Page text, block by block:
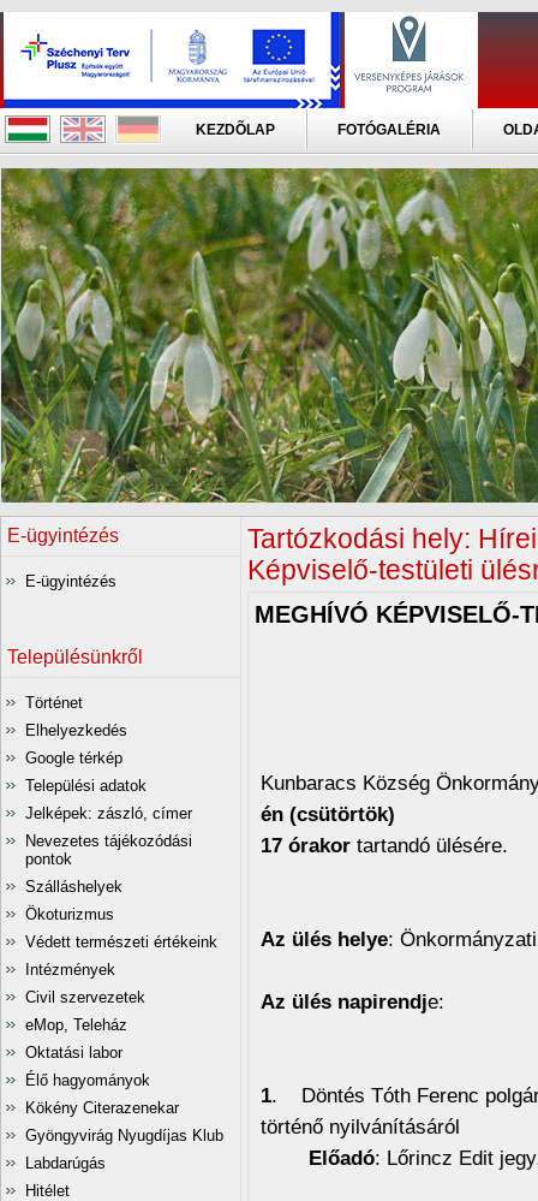
KEZDÕLAP FOTÓGALÉRIA
E-ügyintézés
E-ügyintézés
Településünkről
Történet
Elhelyezkedés
Google térkép
Települési adatok
Jelképek: zászló, címer
Nevezetes tájékozódási
pontok
Szálláshelyek
Ökoturizmus
Védett természeti értékeink
Intézmények
Civil szervezetek
eMop, Teleház
Oktatási labor
Élő hagyományok
Kökény Citerazenekar
Gyöngyvirág Nyugdíjas Klub
Labdarúgás
Hitélet
Tartózkodási hely:
Képviselő-testületi
MEGHÍVÓ KÉPVISELŐ-
Kunbaracs Község
én (csütörtök)
17 órakor tartandó ülésére.
Az ülés helye:
Az ülés napirendje:
1. Döntés Tóth Ferenc
történő nyilvánításáról
Előadó: Lőrincz Edit